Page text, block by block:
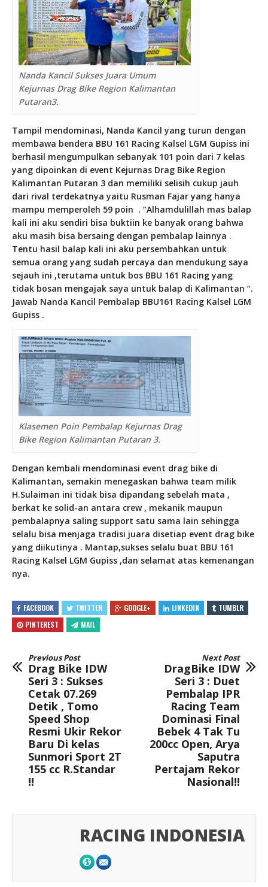
Nanda Kancil Sukses Juara Umum
Kejurnas Drag Bike Region Kalimantan
Putaran3.
Tampil mendominasi, Nanda Kancil yang turun dengan
membawa bendera BBU 161 Racing Kalsel LGM Gupiss ini
berhasil mengumpulkan sebanyak 101 poin dari 7 kelas
yang dipoinkan di event Kejurnas Drag Bike Region
Kalimantan Putaran 3 dan memiliki selisih cukup jauh
dari rival terdekatnya yaitu Rusman Fajar yang hanya
mampu memperoleh 59 poin . “Alhamdulillah mas balap
kali ini aku sendiri bisa buktiin ke banyak orang bahwa
aku masih bisa bersaing dengan pembalap lainnya .
Tentu hasil balap kali ini aku persembahkan untuk
semua orang yang sudah percaya dan mendukung saya
sejauh ini ,terutama untuk bos BBU 161 Racing yang
tidak bosan mengajak saya untuk balap di Kalimantan “.
Jawab Nanda Kancil Pembalap BBU161 Racing Kalsel LGM
Gupiss .
Klasemen Poin Pembalap Kejurnas Drag
Bike Region Kalimantan Putaran 3.
Dengan kembali mendominasi event drag bike di
Kalimantan, semakin menegaskan bahwa team milik
H.Sulaiman ini tidak bisa dipandang sebelah mata ,
berkat ke solid-an antara crew , mekanik maupun
pembalapnya saling support satu sama lain sehingga
selalu bisa menjaga tradisi juara disetiap event drag bike
yang diikutinya . Mantap,sukses selalu buat BBU 161
Racing Kalsel LGM Gupiss ,dan selamat atas kemenangan
nya.
FACEBOOK TWITTER GOOGLE+ LINKEDIN
TUMBLR
PINTEREST
MAIL
Previous Post
Drag Bike IDW
Seri 3 : Sukses
Cetak 07.269
Detik , Tomo
Speed Shop
Resmi Ukir Rekor
Baru Di kelas
Sunmori Sport 2T
155 cc R.Standar
!!
Next Post
DragBike IDW
Seri 3 : Duet
Pembalap IPR
Racing Team
Dominasi Final
Bebek 4 Tak Tu
200cc Open, Arya
Saputra
Pertajam Rekor
Nasional!!
RACING INDONESIA